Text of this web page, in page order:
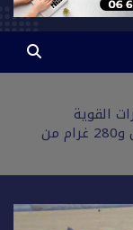
القوية
والمؤثرات العقلية وحجز 2483 قرص مهلوس و280 غرام من